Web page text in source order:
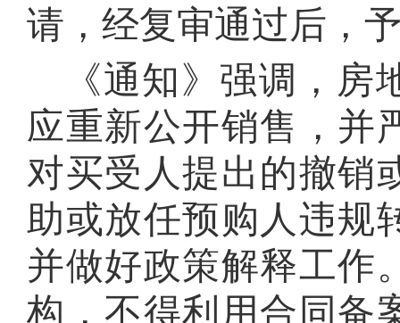
请，经复审通过后，
《通知》强调，
应重新公开销售，并
对买受人提出的撤销
助或放任预购人违规
并做好政策解释工作
构，不得利用合同备